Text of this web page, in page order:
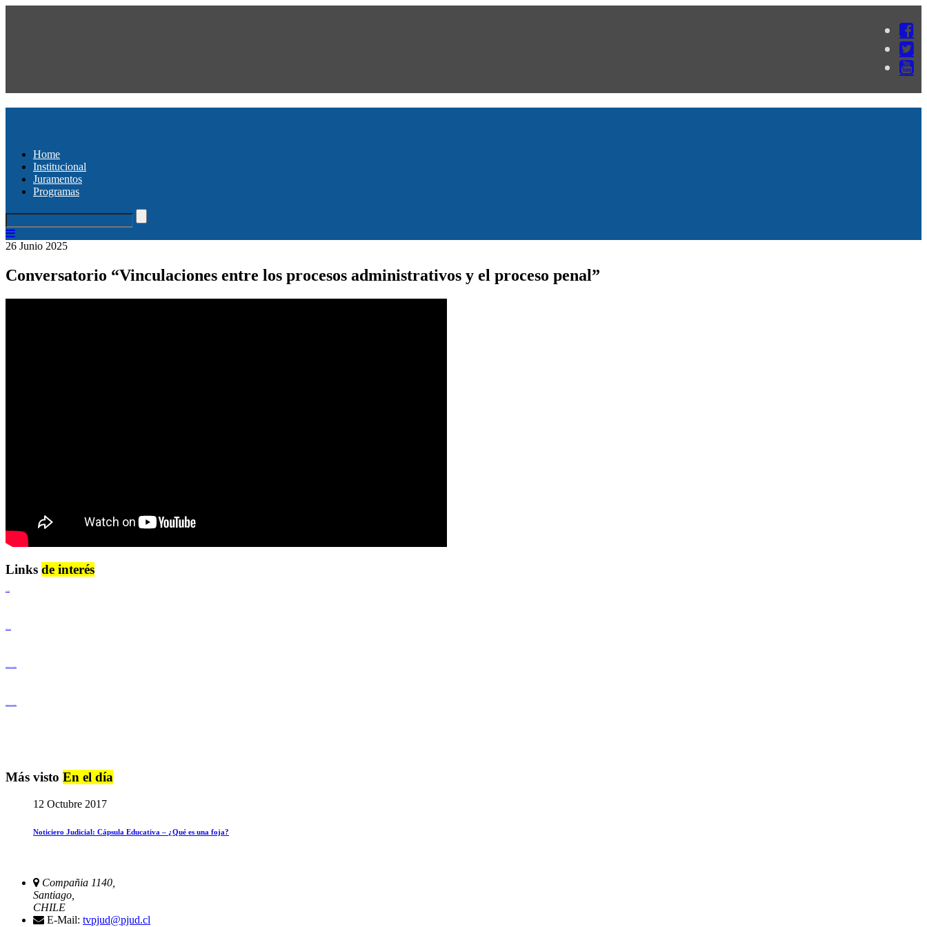
Home
Institucional
Juramentos
Programas
26 Junio 2025
Conversatorio “Vinculaciones entre los procesos administrativos y el proceso penal”
Links de interés
Más visto En el día
12 Octubre 2017
Noticiero Judicial: Cápsula Educativa – ¿Qué es una foja?
Compañia 1140,
Santiago,
CHILE
E-Mail: tvpjud@pjud.cl